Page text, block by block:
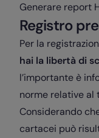
Generare report
Registro
Per la
hai la libertà di
l’importante è
norme relative
Considerando
cartacei può